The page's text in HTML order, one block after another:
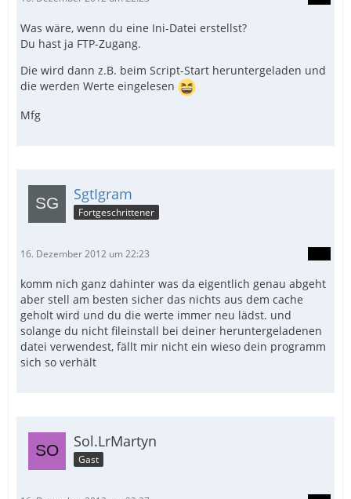
Was wäre, wenn du eine Ini-Datei erstellst?
Du hast ja FTP-Zugang.
Die wird dann z.B. beim Script-Start heruntergeladen und
die werden Werte eingelesen
Mfg
SgtIgram
Fortgeschrittener
16. Dezember 2012 um 22:23
komm nich ganz dahinter was da eigentlich genau abgeht
aber stell am besten sicher das nichts aus dem cache
geholt wird und du die werte immer neu lädst. und
solange du nicht fileinstall bei deiner heruntergeladenen
datei verwendest, fällt mir nicht ein wieso dein programm
sich so verhält
Sol.LrMartyn
Gast